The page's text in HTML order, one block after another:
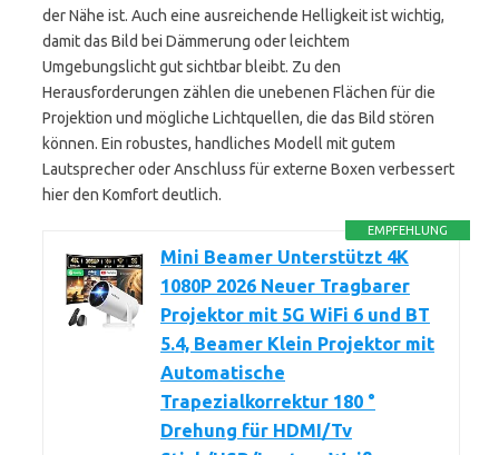
der Nähe ist. Auch eine ausreichende Helligkeit ist wichtig,
damit das Bild bei Dämmerung oder leichtem
Umgebungslicht gut sichtbar bleibt. Zu den
Herausforderungen zählen die unebenen Flächen für die
Projektion und mögliche Lichtquellen, die das Bild stören
können. Ein robustes, handliches Modell mit gutem
Lautsprecher oder Anschluss für externe Boxen verbessert
hier den Komfort deutlich.
EMPFEHLUNG
Mini Beamer Unterstützt 4K
1080P 2026 Neuer Tragbarer
Projektor mit 5G WiFi 6 und BT
5.4, Beamer Klein Projektor mit
Automatische
Trapezialkorrektur 180 °
Drehung für HDMI/Tv